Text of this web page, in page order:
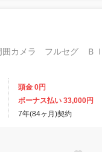
頭金 0円
ボーナス払い 33,000円
7年(84ヶ月)契約